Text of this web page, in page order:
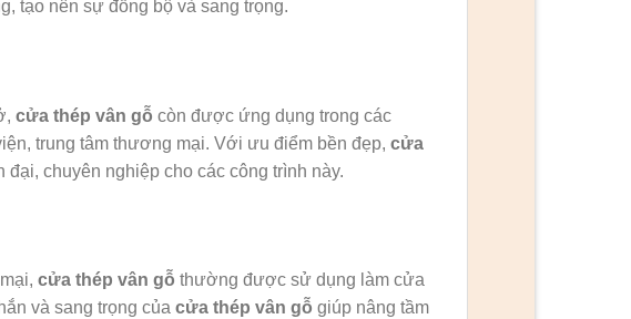
tạo nên sự đồng bộ và sang trọng.
cửa thép vân gỗ còn được ứng dụng trong các
trung tâm thương mại. Với ưu điểm bền đẹp, cửa
chuyên nghiệp cho các công trình này.
cửa thép vân gỗ thường được sử dụng làm cửa
và sang trọng của cửa thép vân gỗ giúp nâng tầm